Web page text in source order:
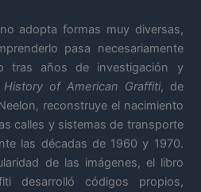
adopta formas muy diversas,
pasa necesariamente
tras años de investigación y
History of American Graffiti, de
reconstruye el nacimiento
calles y sistemas de transporte
las décadas de 1960 y 1970.
de las imágenes, el libro
desarrolló códigos propios,